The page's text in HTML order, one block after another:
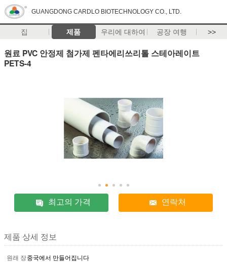
GUANGDONG CARDLO BIOTECHNOLOGY CO., LTD.
집 제품 우리에 대하여 공장 여행 >>
원료 PVC 안정제 첨가제 펜타에리쓰리톨 스테아레이트
PETS-4
최고의 가격 연락처
제품 상세 정보
원래 장중국에서 만들어집니다